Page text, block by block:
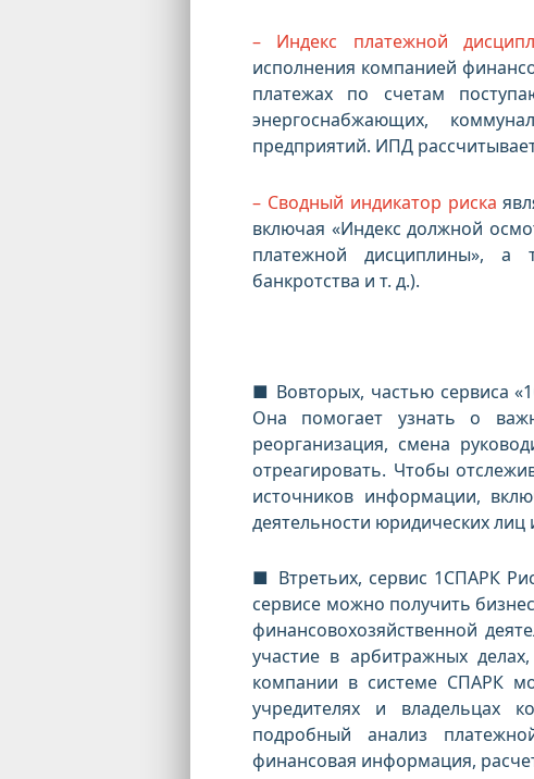
– Индекс платежной
исполнения компанией
платежах по счетам
энергоснабжающих,
предприятий. ИПД
– Сводный индикатор риска
включая «Индекс должной
платежной дисциплины», а
банкротства и т. д.).
■ Вовторых, частью сервиса
Она помогает узнать о
реорганизация, смена
отреагировать. Чтобы
источников информации,
деятельности юридических лиц
■ Втретьих, сервис 1СПАРК
сервисе можно получить
финансовохозяйственной
участие в арбитражных
компании в системе СПАРК
учредителях и владельцах
подробный анализ
финансовая информация,